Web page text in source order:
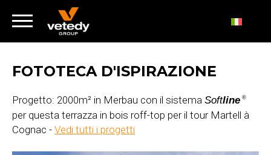
FOTOTECA D'ISPIRAZIONE
Progetto: 2000m² in Merbau con il sistema Softline ®
per questa terrazza in bois roff-top per il tour Martell à
Cognac - Vedi tutti i progetti